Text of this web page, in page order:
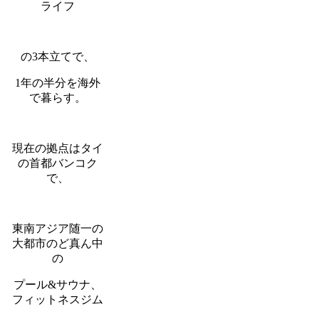
ライフ
の3本立てで、
1年の半分を海外
で暮らす。
現在の拠点はタイ
の首都バンコク
で、
東南アジア随一の
大都市のど真ん中
の
プール&サウナ、
フィットネスジム